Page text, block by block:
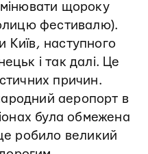
щороку
фестивалю).
Київ, наступного
і так далі. Це
причин.
аеропорт в
була обмежена
це робило великий